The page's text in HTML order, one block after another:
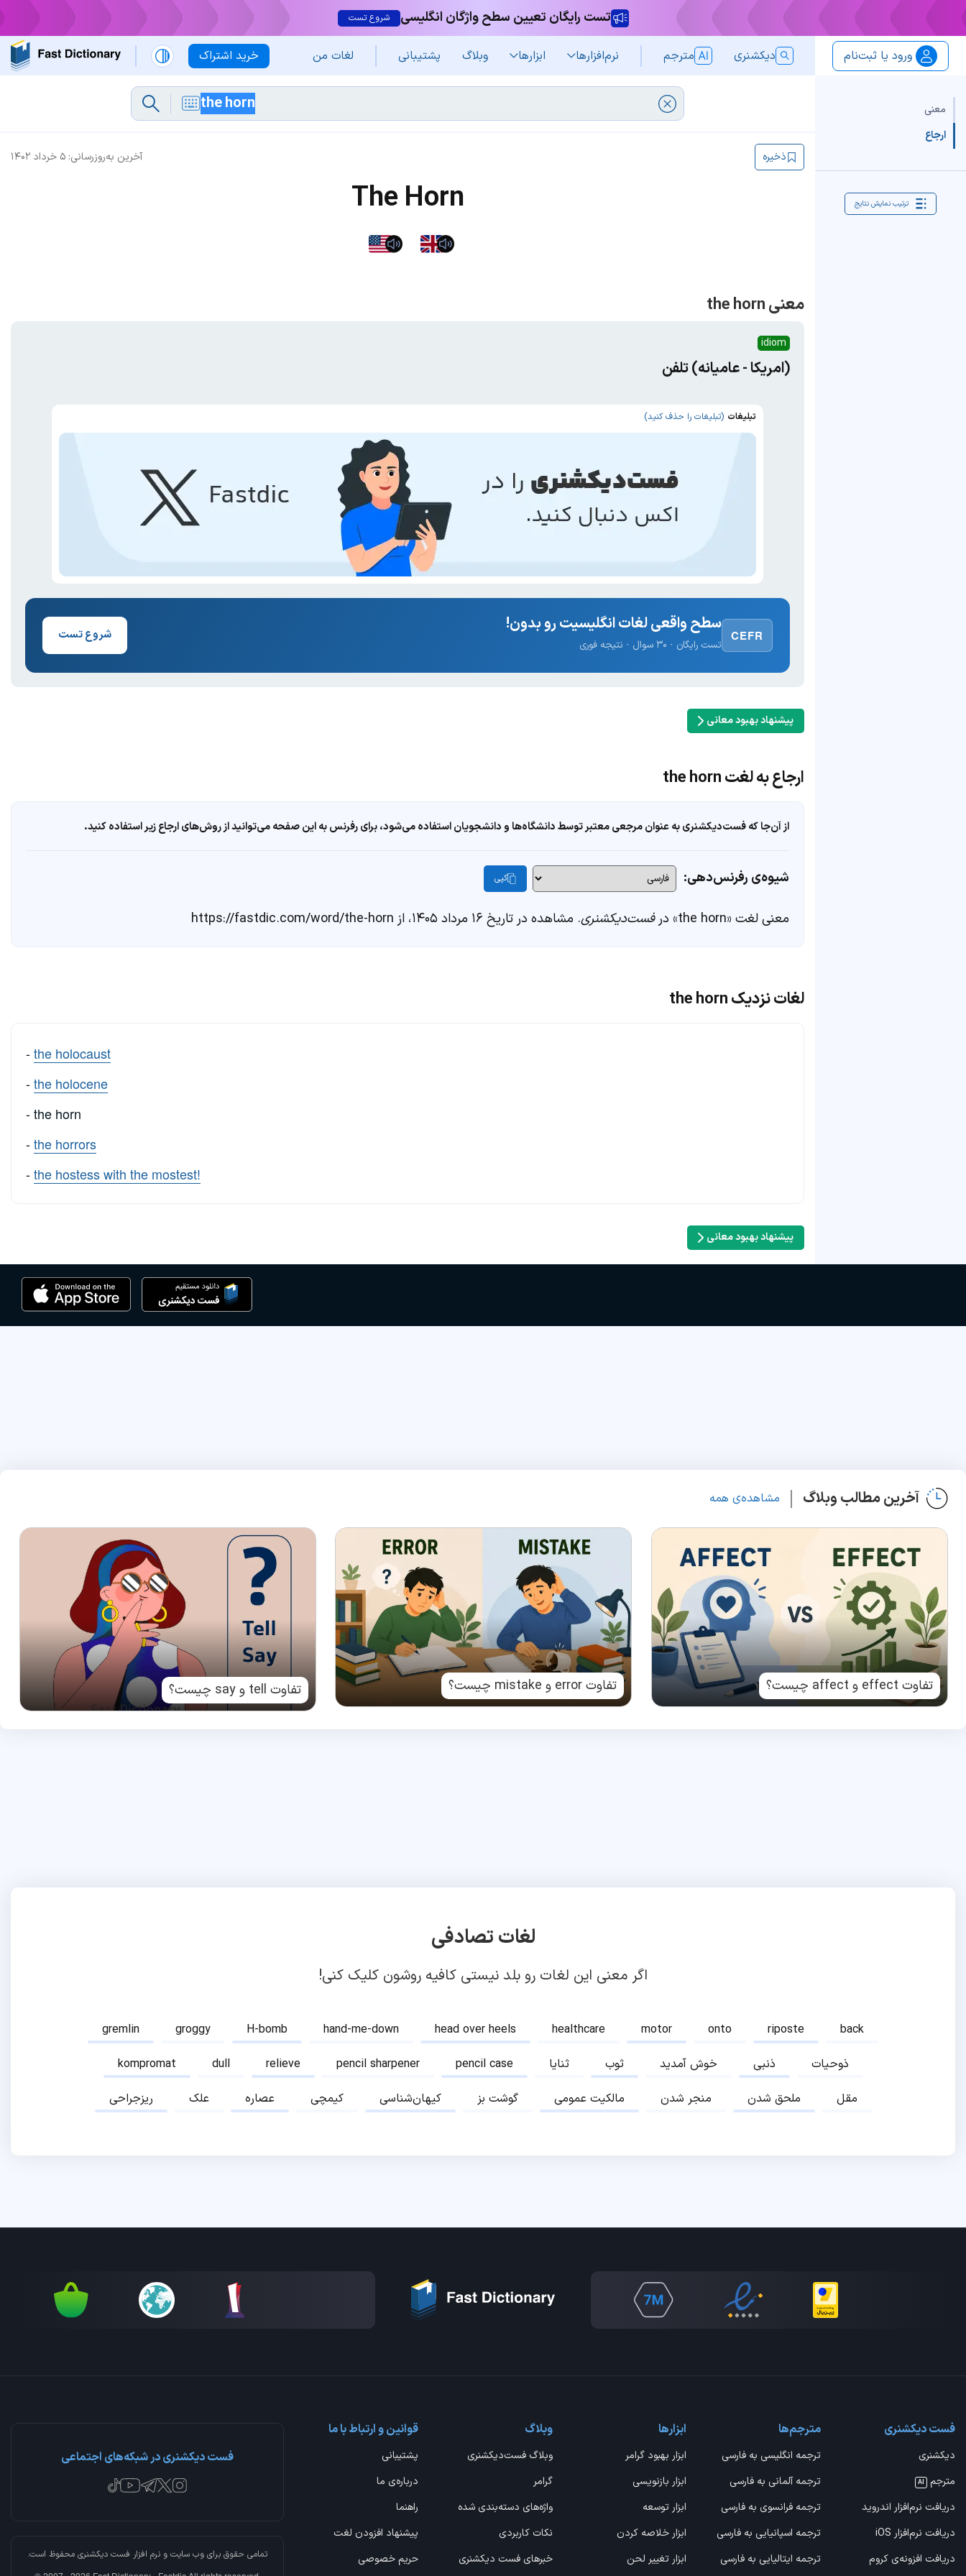
تست رایگان تعیین سطح واژگان انگلیسی شروع تست
خرید اشتراک ورود یا ثبت‌نام دیکشنری مترجم نرم‌افزار‌ها ابزارها وبلاگ پشتیبانی لغات من
معنی
ارجاع
ترتیب نمایش نتایج
آخرین به‌روزرسانی: ۵ خرداد ۱۴۰۲ ذخیره
The Horn
معنی the horn
idiom
(امریکا - عامیانه) تلفن
تبلیغات (تبلیغات را حذف کنید)
CEFR
سطح واقعی لغات انگلیسیت رو بدون!
تست رایگان · ۳۰ سوال · نتیجه فوری
شروع تست
پیشنهاد بهبود معانی
ارجاع به لغت the horn
از آن‌جا که فست‌دیکشنری به عنوان مرجعی معتبر توسط دانشگاه‌ها و دانشجویان استفاده می‌شود، برای رفرنس به این صفحه می‌توانید از روش‌های ارجاع زیر استفاده کنید.
شیوه‌ی رفرنس‌دهی: کپی
معنی لغت «the horn» در فست‌دیکشنری. مشاهده در تاریخ ۱۶ مرداد ۱۴۰۵، از https://fastdic.com/word/the-horn
لغات نزدیک the horn
-the holocaust
-the holocene
- the horn
-the horrors
-the hostess with the mostest!
پیشنهاد بهبود معانی
آخرین مطالب وبلاگ مشاهده‌ی همه
تفاوت effect و affect چیست؟ تفاوت error و mistake چیست؟ تفاوت tell و say چیست؟
لغات تصادفی
اگر معنی این لغات رو بلد نیستی کافیه روشون کلیک کنی!
gremlin groggy H-bomb hand-me-down head over heels healthcare motor onto riposte
back
kompromat
dull relieve pencil sharpener pencil case ثنایا ثوب خوش آمدید ذنبی
ذوحیات
ریزجراحی
علک عصاره کیمچی کیهان‌شناسی گوشت بز مالکیت عمومی منجر شدن ملحق شدن مقل
فست دیکشنری
دیکشنری
مترجم
AI
دریافت نرم‌افزار اندروید
دریافت نرم‌افزار iOS
دریافت افزونه‌ی کروم
مترجم‌ها
ترجمه انگلیسی به فارسی
ترجمه آلمانی به فارسی
ترجمه فرانسوی به فارسی
ترجمه اسپانیایی به فارسی
ترجمه ایتالیایی به فارسی
ابزارها
ابزار بهبود گرامر
ابزار بازنویسی
ابزار توسعه
ابزار خلاصه کردن
ابزار تغییر لحن
وبلاگ
وبلاگ فست‌دیکشنری
گرامر
واژه‌های دسته‌بندی شده
نکات کاربردی
خبرهای فست دیکشنری
قوانین و ارتباط با ما
پشتیبانی
درباره‌ی ما
راهنما
پیشنهاد افزودن لغت
حریم خصوصی
فست دیکشنری در شبکه‌های اجتماعی
تمامی حقوق برای وب سایت و نرم افزار فست دیکشنریمحفوظ است.